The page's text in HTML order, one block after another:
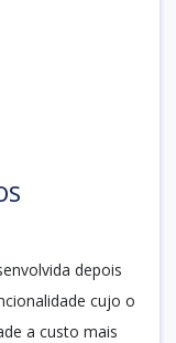
depois
cujo o
a custo mais